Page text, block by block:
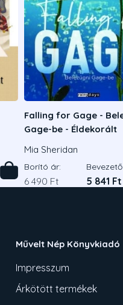
Falling for Gage -
Gage-be - Éldekorált
Mia Sheridan
Borító ár:
6 490 Ft 5 841 Ft
Művelt Nép Könyvkiadó
Impresszum
Árkötött termékek